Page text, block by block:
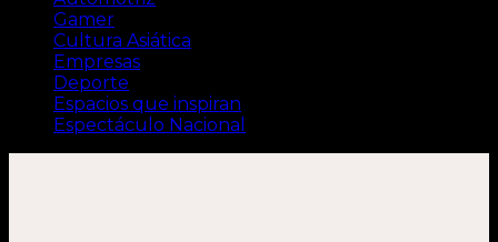
Gamer
Cultura Asiática
Empresas
Deporte
Espacios que inspiran
Espectáculo Nacional